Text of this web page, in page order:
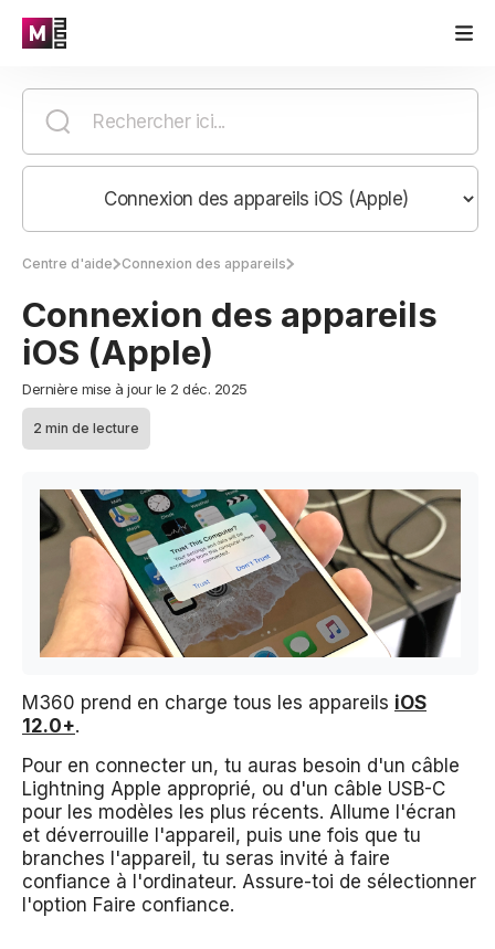
Centre d'aide Connexion des appareils
Connexion des appareils
iOS (Apple)
Dernière mise à jour le 2 déc. 2025
2 min de lecture
M360 prend en charge tous les appareils iOS
12.0+.
Pour en connecter un, tu auras besoin d'un câble
Lightning Apple approprié, ou d'un câble USB-C
pour les modèles les plus récents. Allume l'écran
et déverrouille l'appareil, puis une fois que tu
branches l'appareil, tu seras invité à faire
confiance à l'ordinateur. Assure-toi de sélectionner
l'option Faire confiance.